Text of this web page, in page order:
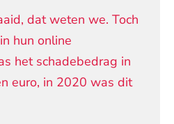
dat weten we. Toch
hun online
het schadebedrag in
euro, in 2020 was dit